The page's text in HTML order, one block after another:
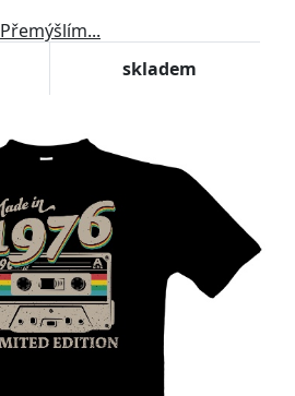
Přemýšlím...
skladem